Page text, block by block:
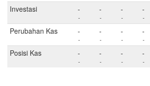
Investasi -
-
-
-
-
-
-
-
Perubahan Kas -
-
-
-
-
-
-
-
Posisi Kas -
-
-
-
-
-
-
-